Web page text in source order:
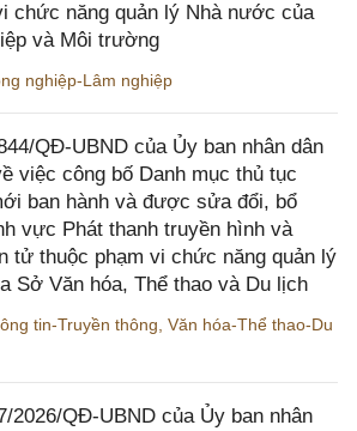
chức năng quản lý Nhà nước của
và Môi trường
nghiệp-Lâm nghiệp
QĐ-UBND của Ủy ban nhân dân
việc công bố Danh mục thủ tục
ban hành và được sửa đổi, bổ
vực Phát thanh truyền hình và
tử thuộc phạm vi chức năng quản lý
Sở Văn hóa, Thể thao và Du lịch
tin-Truyền thông Văn hóa-Thể thao-Du
2026/QĐ-UBND của Ủy ban nhân